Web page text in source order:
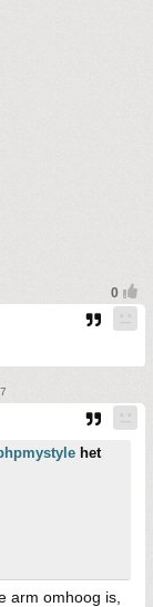
het
arm omhoog is,